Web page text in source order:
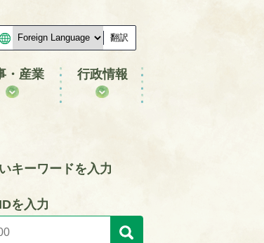
翻訳
・産業 行政情報
キーワードを入力
を入力